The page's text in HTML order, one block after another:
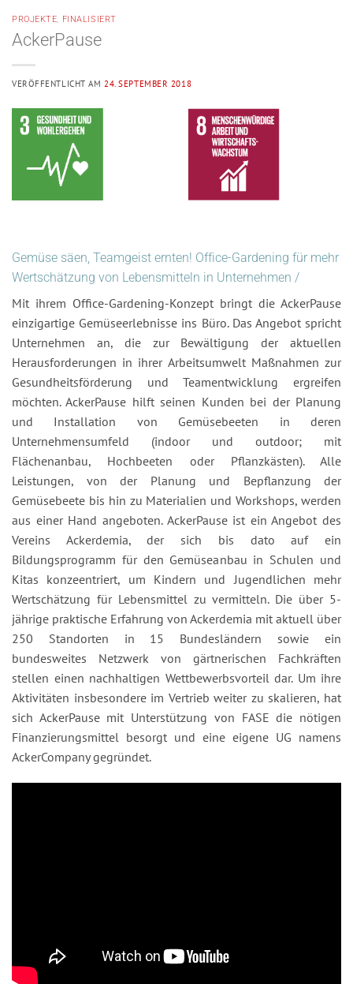
PROJEKTE, FINALISIERT
AckerPause
VERÖFFENTLICHT AM 24. SEPTEMBER 2018
Gemüse säen, Teamgeist ernten! Office-Gardening für mehr
Wertschätzung von Lebensmitteln in Unternehmen /
Mit ihrem Office-Gardening-Konzept bringt die AckerPause
einzigartige Gemüseerlebnisse ins Büro. Das Angebot spricht
Unternehmen an, die zur Bewältigung der aktuellen
Herausforderungen in ihrer Arbeitsumwelt Maßnahmen zur
Gesundheitsförderung und Teamentwicklung ergreifen
möchten. AckerPause hilft seinen Kunden bei der Planung
und Installation von Gemüsebeeten in deren
Unternehmensumfeld (indoor und outdoor; mit
Flächenanbau, Hochbeeten oder Pflanzkästen). Alle
Leistungen, von der Planung und Bepflanzung der
Gemüsebeete bis hin zu Materialien und Workshops, werden
aus einer Hand angeboten. AckerPause ist ein Angebot des
Vereins Ackerdemia, der sich bis dato auf ein
Bildungsprogramm für den Gemüseanbau in Schulen und
Kitas konzeentriert, um Kindern und Jugendlichen mehr
Wertschätzung für Lebensmittel zu vermitteln. Die über 5-
jährige praktische Erfahrung von Ackerdemia mit aktuell über
250 Standorten in 15 Bundesländern sowie ein
bundesweites Netzwerk von gärtnerischen Fachkräften
stellen einen nachhaltigen Wettbewerbsvorteil dar. Um ihre
Aktivitäten insbesondere im Vertrieb weiter zu skalieren, hat
sich AckerPause mit Unterstützung von FASE die nötigen
Finanzierungsmittel besorgt und eine eigene UG namens
AckerCompany gegründet.